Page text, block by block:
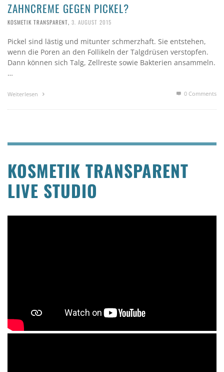
ZAHNCREME GEGEN PICKEL?
KOSMETIK TRANSPARENT, 3. AUGUST 2015
Pickel sind lästig und mitunter schmerzhaft. Sie entstehen,
wenn die Poren an den Follikeln der Talgdrüsen verstopfen.
Dann können sich Talg, Zellreste sowie Bakterien ansammeln.
…
Weiterlesen 0 Comments
KOSMETIK TRANSPARENT
LIVE STUDIO